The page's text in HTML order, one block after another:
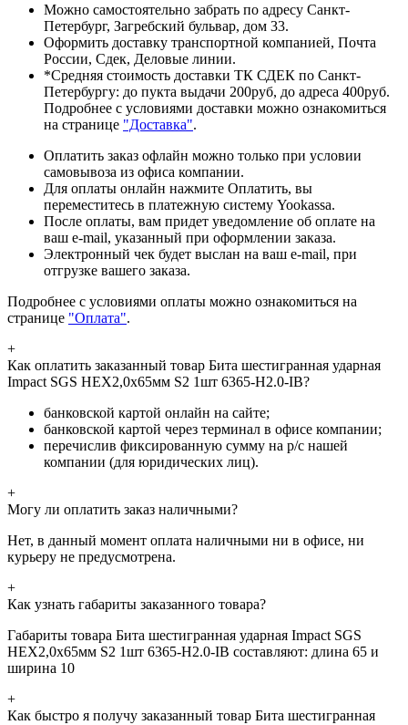
Можно самостоятельно забрать по адресу Санкт-
Петербург, Загребский бульвар, дом 33.
Оформить доставку транспортной компанией, Почта
России, Сдек, Деловые линии.
*Средняя стоимость доставки ТК СДЕК по Санкт-
Петербургу: до пукта выдачи 200руб, до адреса 400руб.
Подробнее с условиями доставки можно ознакомиться
на странице "Доставка".
Оплатить заказ офлайн можно только при условии
самовывоза из офиса компании.
Для оплаты онлайн нажмите Оплатить, вы
переместитесь в платежную систему Yookassa.
После оплаты, вам придет уведомление об оплате на
ваш e-mail, указанный при оформлении заказа.
Электронный чек будет выслан на ваш e-mail, при
отгрузке вашего заказа.
Подробнее с условиями оплаты можно ознакомиться на
странице "Оплата".
+
Как оплатить заказанный товар Бита шестигранная ударная
Impact SGS HEX2,0х65мм S2 1шт 6365-H2.0-IB?
банковской картой онлайн на сайте;
банковской картой через терминал в офисе компании;
перечислив фиксированную сумму на р/с нашей
компании (для юридических лиц).
+
Могу ли оплатить заказ наличными?
Нет, в данный момент оплата наличными ни в офисе, ни
курьеру не предусмотрена.
+
Как узнать габариты заказанного товара?
Габариты товара Бита шестигранная ударная Impact SGS
HEX2,0х65мм S2 1шт 6365-H2.0-IB составляют: длина 65 и
ширина 10
+
Как быстро я получу заказанный товар Бита шестигранная